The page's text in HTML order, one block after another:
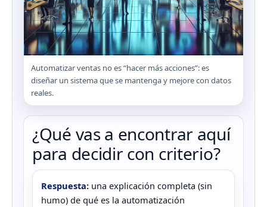
Automatizar ventas no es “hacer más acciones”: es
diseñar un sistema que se mantenga y mejore con datos
reales.
¿Qué vas a encontrar aquí
para decidir con criterio?
Respuesta: una explicación completa (sin
humo) de qué es la automatización